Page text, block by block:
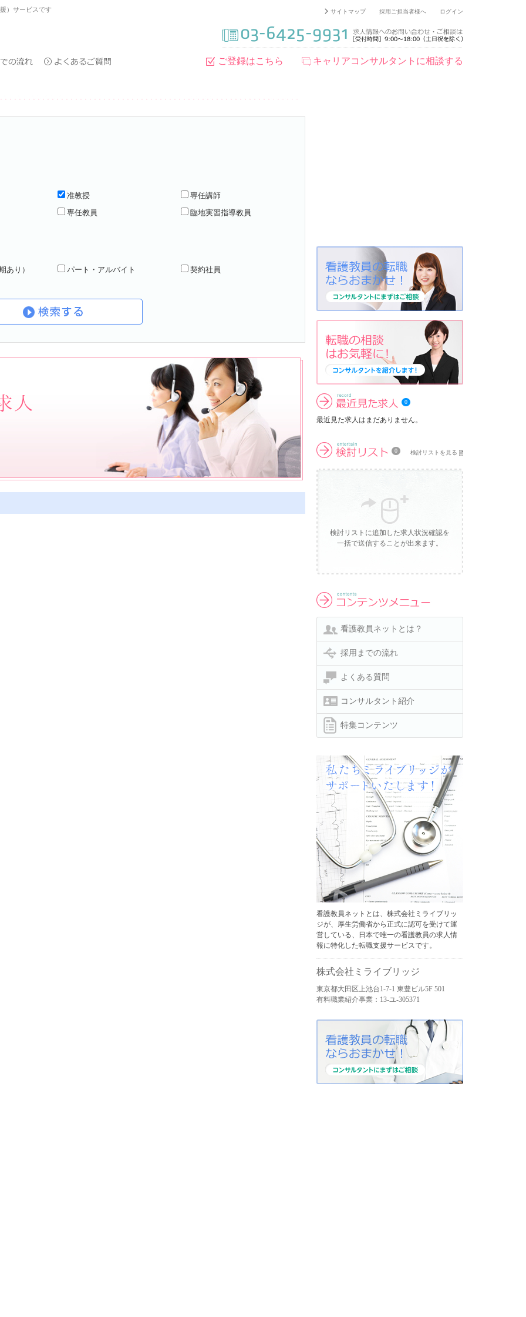
）サービスです サイトマップ 採用ご担当者様へ ログイン
ご登録はこちら キャリアコンサルタントに相談する
准教授
専任講師
専任教員
臨地実習指導教員
あり） パート・アルバイト
契約社員
0
最近見た求人はまだありません。
0 検討リストを見る
検討リストに追加した求人状況確認を
一括で送信することが出来ます。
看護教員ネットとは？
採用までの流れ
よくある質問
コンサルタント紹介
特集コンテンツ
看護教員ネットとは、株式会社ミライブリッ
ジが、厚生労働省から正式に認可を受けて運
営している、日本で唯一の看護教員の求人情
報に特化した転職支援サービスです。
株式会社ミライブリッジ
東京都大田区上池台1-7-1 東豊ビル5F 501
有料職業紹介事業：13-ユ-305371